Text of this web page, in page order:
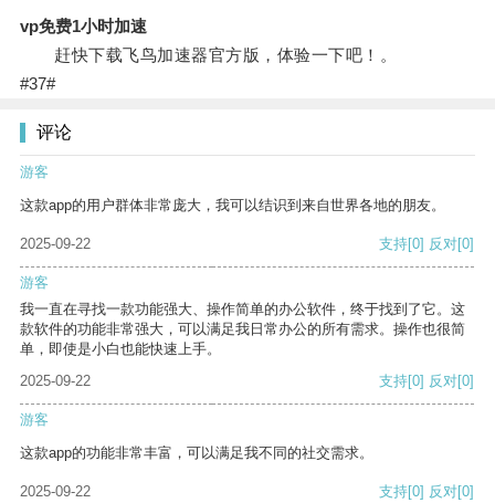
vp免费1小时加速
赶快下载飞鸟加速器官方版，体验一下吧！。
#37#
评论
游客
这款app的用户群体非常庞大，我可以结识到来自世界各地的朋友。
2025-09-22 支持[0] 反对[0]
游客
我一直在寻找一款功能强大、操作简单的办公软件，终于找到了它。这
款软件的功能非常强大，可以满足我日常办公的所有需求。操作也很简
单，即使是小白也能快速上手。
2025-09-22
支持[0] 反对[0]
游客
这款app的功能非常丰富，可以满足我不同的社交需求。
2025-09-22 支持[0] 反对[0]